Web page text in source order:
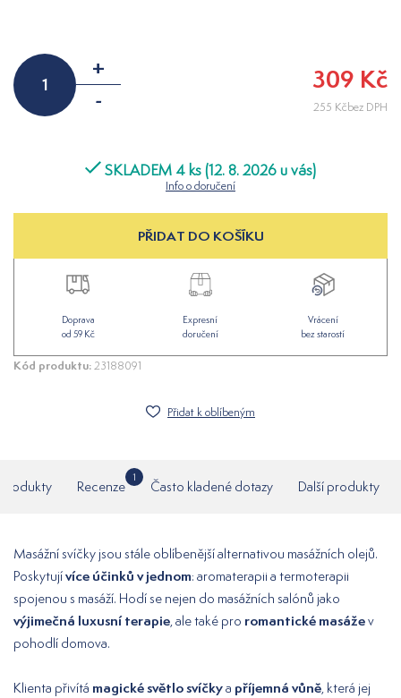
+
-
309 Kč
255 Kčbez DPH
SKLADEM 4 ks (12. 8. 2026 u vás)
Info o doručení
PŘIDAT DO KOŠÍKU
Doprava
od 59 Kč
Expresní
doručení
Vrácení
bez starostí
Kód produktu:23188091
Přidat k oblíbeným
Recenze
1
Často kladené dotazy Další produkty
Masážní svíčky jsou stále oblíbenější alternativou masážních olejů.
Poskytujívíce účinků v jednom: aromaterapii a termoterapii
spojenou s masáží. Hodí se nejen do masážních salónů jako
výjimečná luxusní terapie , ale také pro romantické masážev
pohodlí domova.
Klienta přivítá magické světlo svíčkya příjemná vůně , která jej